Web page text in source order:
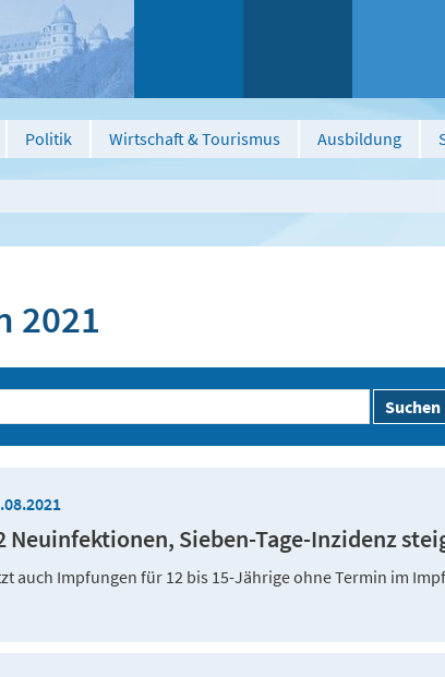
Politik Wirtschaft & Tourismus Ausbildung
2021
Suchen
Neuinfektionen, Sieben-Tage-Inzidenz
auch Impfungen für 12 bis 15-Jährige ohne Termin im